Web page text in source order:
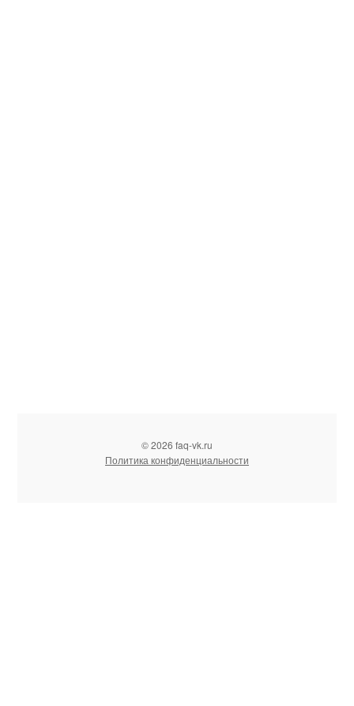
© 2026 faq-vk.ru
Политика конфиденциальности